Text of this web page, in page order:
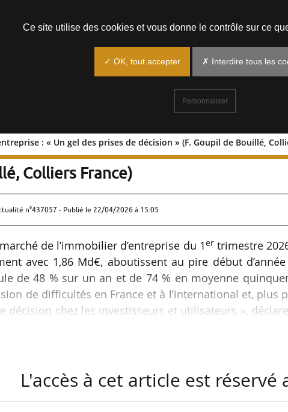
: « Un gel des prises de décision » (F. Goupil de Bouillé,
: « Un gel des prises de décision
Colliers France)
n°437057 - Publié le 22/04/2026 à 15:05
de l’immobilier d’entreprise du 1ertrimestre
avec 1,86 Md€, aboutissent au pire début
de 48 % sur un an et de 74 % en moyenne
de difficultés en France et à l’international et, plus
décision chez les investisseurs et utilisateurs »,
les chiffres du T1 2026 pourraient annihiler
L'accès à cet article est réservé
Ce site utilise des cookies et vous donne le contrôle sur ce
✓ OK, tout accepter ✗ Interdire tous les
Personnaliser